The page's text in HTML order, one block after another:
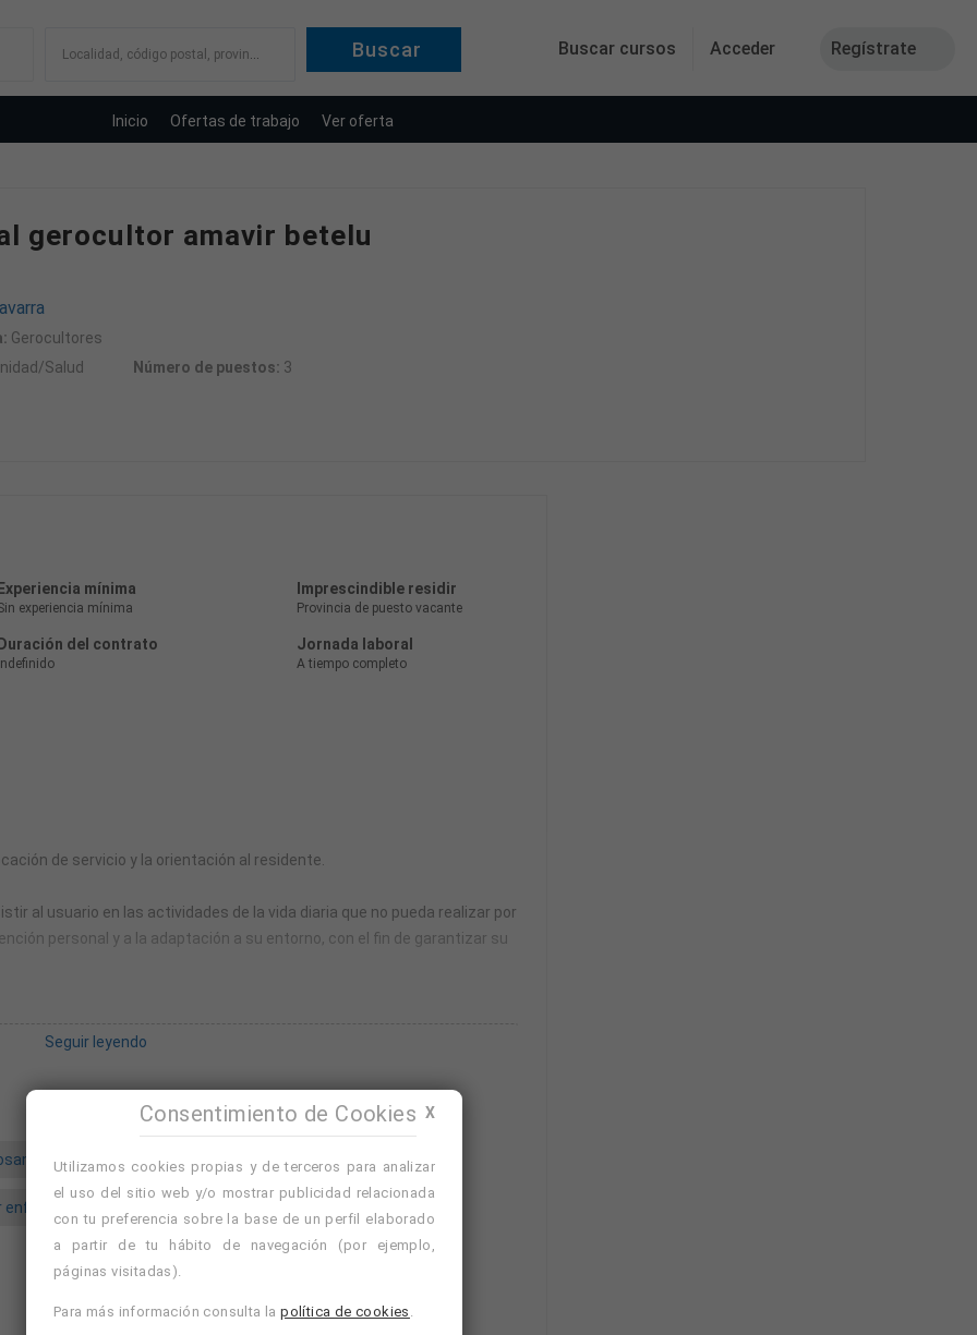
Buscar cursos Acceder Regístrate
Localidad, código postal, provincia
Inicio Ofertas de trabajo Ver oferta
gerocultor amavir betelu
Gerocultores
Salud Número de puestos: 3
Experiencia mínima
experiencia mínima
Imprescindible residir
Provincia de puesto vacante
Duración del contrato Jornada laboral
A tiempo completo
de servicio y la orientación al residente.
al usuario en las actividades de la vida diaria que no pueda realizar por
personal y a la adaptación a su entorno, con el fin de garantizar su
a Personas Dependientes en Instituciones Sociales.
Seguir leyendo
gerocultor mañana o tarde
Avísame de ofertas similares Nuevo
Ver cursos de formación de Echarri, Navarra
Ver cursos de formación de Navarra
X
Consentimiento de Cookies
Utilizamos cookies propias y de terceros para analizar
el uso del sitio web y/o mostrar publicidad relacionada
con tu preferencia sobre la base de un perfil elaborado
a partir de tu hábito de navegación (por ejemplo,
páginas visitadas).
Para más información consulta lapolítica de cookies .